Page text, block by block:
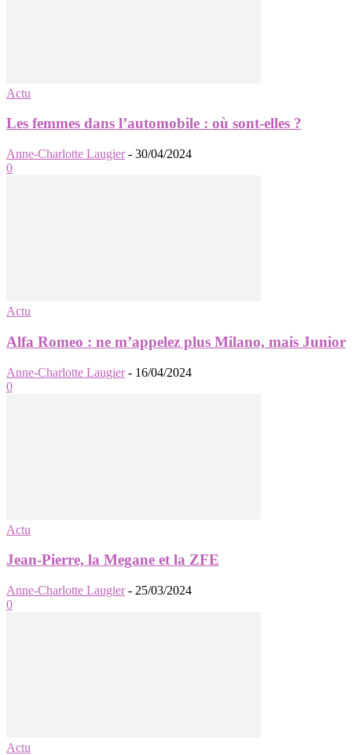
Actu
Les femmes dans l’automobile : où sont-elles ?
Anne-Charlotte Laugier - 30/04/2024
0
Actu
Alfa Romeo : ne m’appelez plus Milano, mais Junior
Anne-Charlotte Laugier - 16/04/2024
0
Actu
Jean-Pierre, la Megane et la ZFE
Anne-Charlotte Laugier - 25/03/2024
0
Actu